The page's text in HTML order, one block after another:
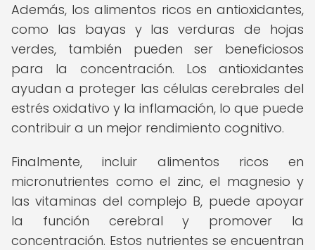
Además, los alimentos ricos en antioxidantes,
como las bayas y las verduras de hojas
verdes, también pueden ser beneficiosos
para la concentración. Los antioxidantes
ayudan a proteger las células cerebrales del
estrés oxidativo y la inflamación, lo que puede
contribuir a un mejor rendimiento cognitivo.
Finalmente, incluir alimentos ricos en
micronutrientes como el zinc, el magnesio y
las vitaminas del complejo B, puede apoyar
la función cerebral y promover la
concentración. Estos nutrientes se encuentran